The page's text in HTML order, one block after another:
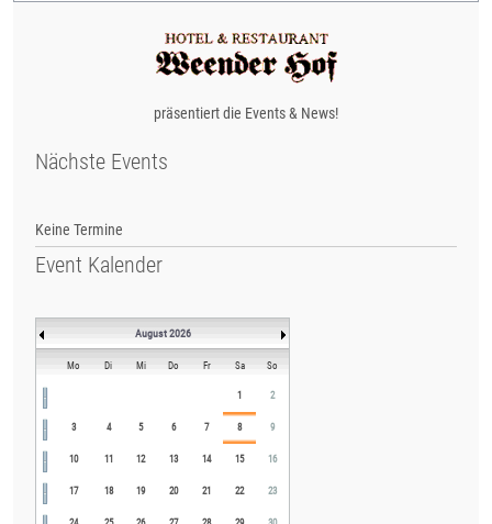
präsentiert die Events & News!
Nächste Events
Keine Termine
Event Kalender
August 2026
Mo Di Mi Do Fr Sa So
1 2
3 4 5 6 7 8 9
10 11 12 13 14 15 16
17 18 19 20 21 22 23